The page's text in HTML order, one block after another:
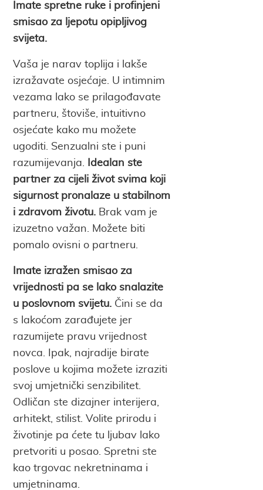
Imate spretne ruke i profinjeni
smisao za ljepotu opipljivog
svijeta.
Vaša je narav toplija i lakše
izražavate osjećaje. U intimnim
vezama lako se prilagođavate
partneru, štoviše, intuitivno
osjećate kako mu možete
ugoditi. Senzualni ste i puni
razumijevanja.
Idealan ste
partner za cijeli život svima koji
sigurnost pronalaze u stabilnom
i zdravom životu. Brak vam je
izuzetno važan. Možete biti
pomalo ovisni o partneru.
Imate izražen smisao za
vrijednosti pa se lako snalazite
u poslovnom svijetu. Čini se da
s lakoćom zarađujete jer
razumijete pravu vrijednost
novca. Ipak, najradije birate
poslove u kojima možete izraziti
svoj umjetnički senzibilitet.
Odličan ste dizajner interijera,
arhitekt, stilist. Volite prirodu i
životinje pa ćete tu ljubav lako
pretvoriti u posao. Spretni ste
kao trgovac nekretninama i
umjetninama.